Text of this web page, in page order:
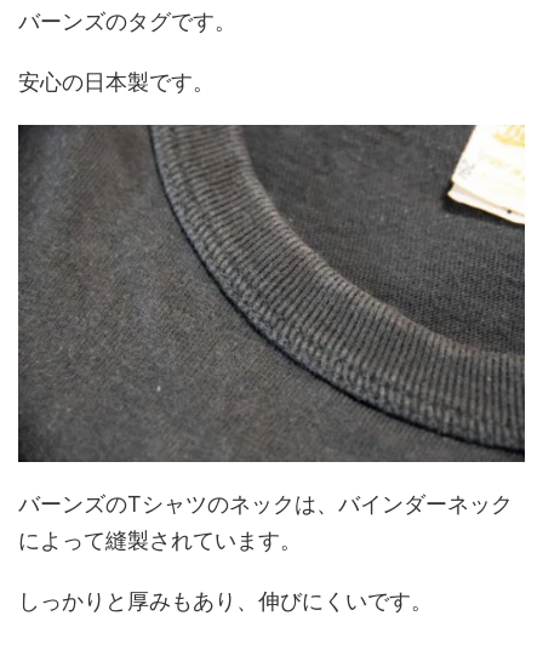
バーンズのタグです。
安心の日本製です。
バーンズのTシャツのネックは、バインダーネック
によって縫製されています。
しっかりと厚みもあり、伸びにくいです。